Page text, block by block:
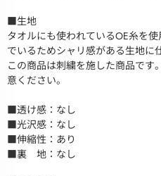
■生地
タオルにも使われているOE糸を
でいるためシャリ感がある生地に
この商品は刺繍を施した商品で
意ください。
■透け感：なし
■光沢感：なし
■伸縮性：あり
■裏 地：なし